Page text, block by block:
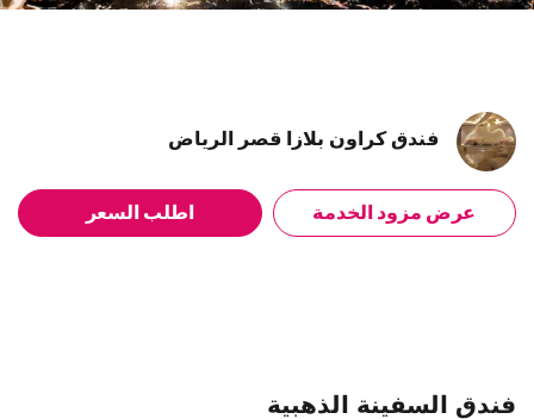
فندق كراون بلازا قصر الرياض
عرض مزود الخدمة اطلب السعر
فندق السفينة الذهبية